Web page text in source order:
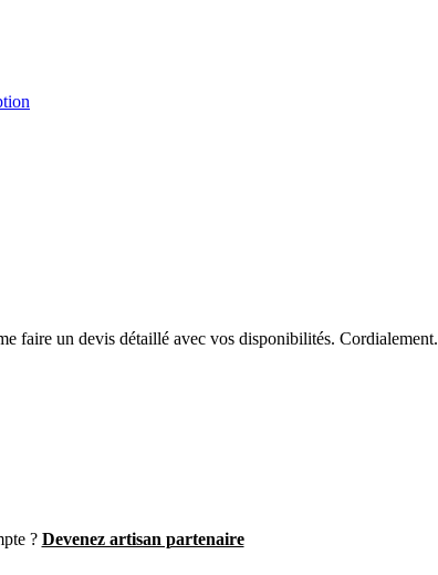
faire un devis détaillé avec vos disponibilités. Cordialement.
? Devenez artisan partenaire